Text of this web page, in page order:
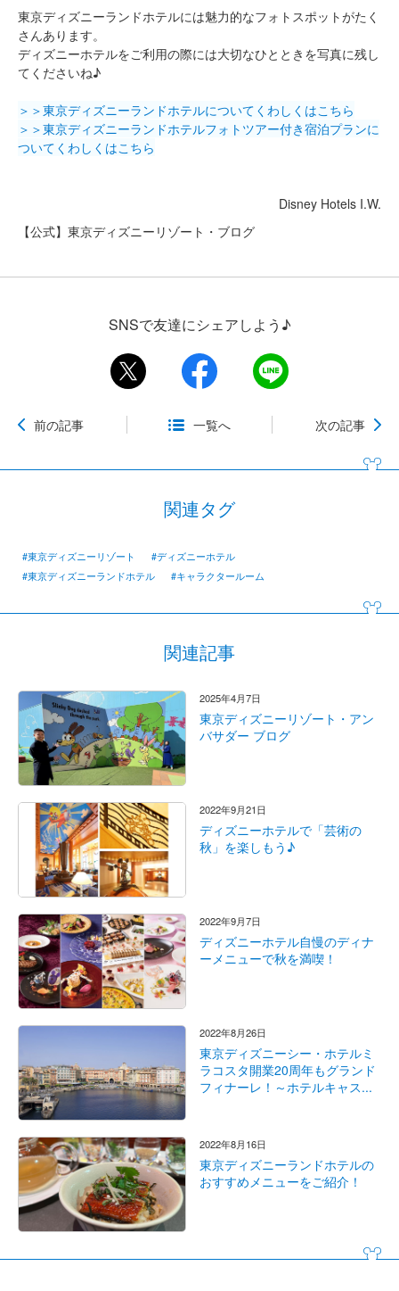
東京ディズニーランドホテルには魅力的なフォトスポットがたく
さんあります。
ディズニーホテルをご利用の際には大切なひとときを写真に残し
てくださいね♪
＞＞東京ディズニーランドホテルについてくわしくはこちら
＞＞東京ディズニーランドホテルフォトツアー付き宿泊プランに
ついてくわしくはこちら
Disney Hotels I.W.
【公式】東京ディズニーリゾート・ブログ
SNSで友達にシェアしよう♪
前の記事 一覧へ 次の記事
関連タグ
#東京ディズニーリゾート
#ディズニーホテル
#東京ディズニーランドホテル
#キャラクタールーム
関連記事
2025年4月7日
東京ディズニーリゾート・アン
バサダー ブログ
2022年9月21日
ディズニーホテルで「芸術の
秋」を楽しもう♪
2022年9月7日
ディズニーホテル自慢のディナ
ーメニューで秋を満喫！
2022年8月26日
東京ディズニーシー・ホテルミ
ラコスタ開業20周年もグランド
フィナーレ！～ホテルキャス...
2022年8月16日
東京ディズニーランドホテルの
おすすめメニューをご紹介！